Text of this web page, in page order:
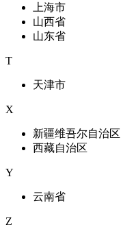
上海市
山西省
山东省
T
天津市
X
新疆维吾尔自治区
西藏自治区
Y
云南省
Z